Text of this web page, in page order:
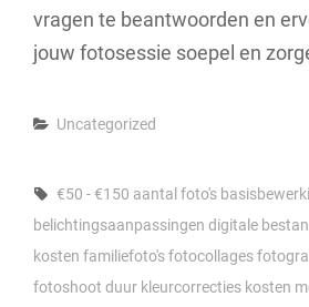
vragen te beantwoorden en
jouw fotosessie soepel en
Categories
Uncategorized
Tags,
€50 - €150 aantal foto's
belichtingsaanpassingen digitale
kosten familiefoto'sfotocollages
fotoshoot duur kleurcorrecties kosten